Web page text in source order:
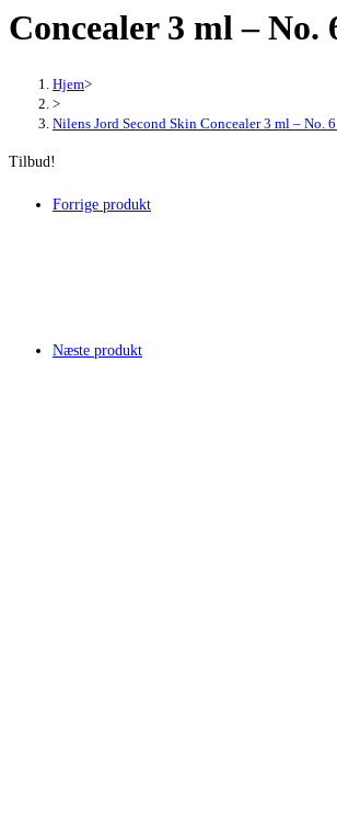
Concealer 3 ml – No.
Hjem>
>
Nilens Jord Second Skin Concealer 3 ml – No.
Tilbud!
Forrige produkt
Næste produkt